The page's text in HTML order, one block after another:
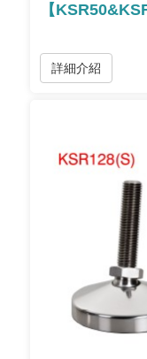
詳細介紹